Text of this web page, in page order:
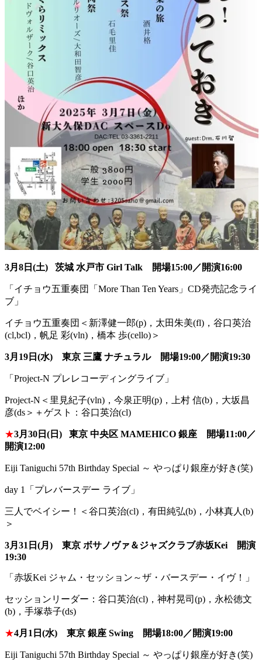
3月8日(土) 茨城 水戸市 Girl Talk 開場15:00／開演16:00
「イチョウ五重奏団「More Than Ten Years」CD発売記念ライ
ブ」
イチョウ五重奏団＜新澤健一郎(p)，太田朱美(fl)， 谷口英治
(cl,bcl)，帆足 彩(vln)，橋本 歩(cello)＞
3月19日(水) 東京 三鷹 ナチュラル 開場19:00／開演19:30
「Project-N プレレコーディングライブ」
Project-N＜里見紀子(vln)，今泉正明(p)，上村 信(b)，大坂昌
彦(ds＞＋ゲスト：谷口英治(cl)
★3月30日(日) 東京 中央区 MAMEHICO 銀座 開場11:00／
開演12:00
Eiji Taniguchi 57th Birthday Special ～ やっぱり銀座が好き(笑)
day 1「プレバースデー ライブ」
三人でベイシー！＜谷口英治(cl)，有田純弘(b)， 小林真人(b)
＞
3月31日(月) 東京 ボサノヴァ＆ジャズクラブ赤坂Kei 開演
19:30
「赤坂Kei ジャム・セッション～ザ・バースデー・イヴ！」
セッションリーダー：谷口英治(cl)，神村晃司(p)， 永松徳文
(b)，手塚恭子(ds)
★4月1日(水) 東京 銀座 Swing 開場18:00／開演19:00
Eiji Taniguchi 57th Birthday Special ～ やっぱり銀座が好き(笑)